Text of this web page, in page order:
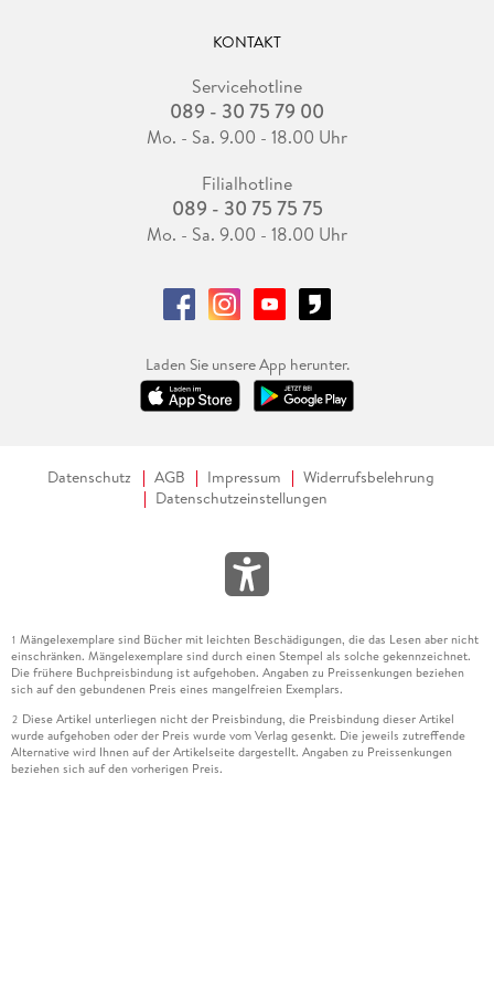
KONTAKT
Servicehotline
089 - 30 75 79 00
Mo. - Sa. 9.00 - 18.00 Uhr
Filialhotline
089 - 30 75 75 75
Mo. - Sa. 9.00 - 18.00 Uhr
Laden Sie unsere App herunter.
Datenschutz AGB Impressum
Widerrufsbelehrung
Datenschutzeinstellungen
1 Mängelexemplare sind Bücher mit leichten Beschädigungen, die das Lesen aber nicht
einschränken. Mängelexemplare sind durch einen Stempel als solche gekennzeichnet.
Die frühere Buchpreisbindung ist aufgehoben. Angaben zu Preissenkungen beziehen
sich auf den gebundenen Preis eines mangelfreien Exemplars.
2 Diese Artikel unterliegen nicht der Preisbindung, die Preisbindung dieser Artikel
wurde aufgehoben oder der Preis wurde vom Verlag gesenkt. Die jeweils zutreffende
Alternative wird Ihnen auf der Artikelseite dargestellt. Angaben zu Preissenkungen
beziehen sich auf den vorherigen Preis.